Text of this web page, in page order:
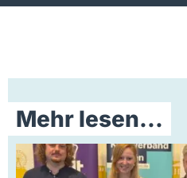
Mehr lesen...